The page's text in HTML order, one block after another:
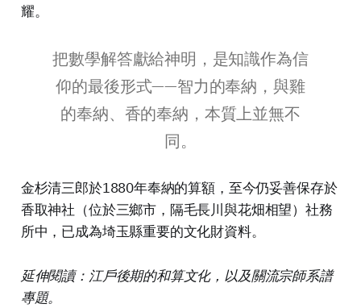
耀。
把數學解答獻給神明，是知識作為信
仰的最後形式——智力的奉納，與雞
的奉納、香的奉納，本質上並無不
同。
金杉清三郎於1880年奉納的算額，至今仍妥善保存於
香取神社（位於三鄉市，隔毛長川與花畑相望）社務
所中，已成為埼玉縣重要的文化財資料。
延伸閱讀：江戶後期的和算文化，以及關流宗師系譜
專題。